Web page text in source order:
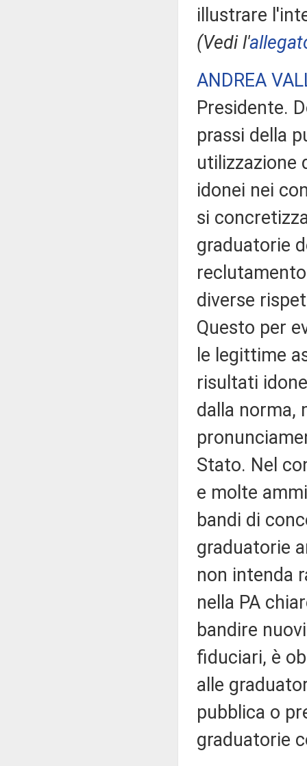
illustrare
(Vedi l'
ANDREA
Presidente.
prassi della
utilizzazione
idonei nei
si
graduatorie
diverse
Questo per
le legittime
risultati
dalla norma,
Stato. Nel
e molte
bandi di
graduatorie
non intenda
nella PA
bandire
fiduciari, è
alle
pubblica o
graduatorie